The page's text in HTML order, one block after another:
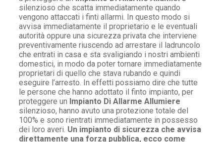
silenzioso che scatta immediatamente quando
vengono attaccati i finti allarmi. In questo modo si
avvisa immediatamente il proprietario e le eventuali
autorità oppure una sicurezza privata che interviene
preventivamente riuscendo ad arrestare il ladruncolo
che entrati in casa e sta svaligiando i nostri ambienti
domestici, in modo da poter tornare immediatamente
proprietari di quello che stava rubando e quindi
eseguire l’arresto. In effetti possiamo dire che tutte
le persone che hanno adottato il finto impianto, per
proteggere un Impianto Di Allarme Allumiere
silenzioso, hanno avuto una protezione totale del
100% e sono rientrati immediatamente in possesso
dei loro averi. Un impianto di sicurezza che avvisa
direttamente una forza pubblica, ecco come